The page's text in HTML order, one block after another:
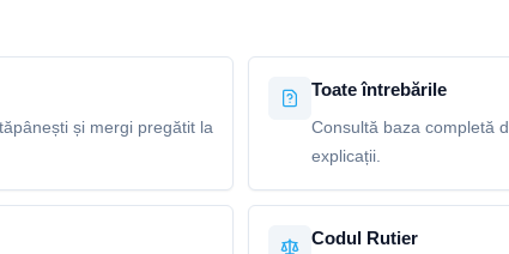
și mergi pregătit la
Toate întrebările
Consultă baza completă
explicații.
Codul Rutier